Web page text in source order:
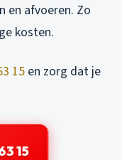
en afvoeren. Zo
kosten.
15 en zorg dat je
15